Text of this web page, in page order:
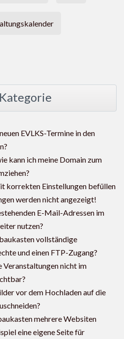
EVLKS-Termine in den
kann ich meine Domain zum
korrekten Einstellungen befüllen
werden nicht angezeigt!
E-Mail-Adressen im
nutzen?
vollständige
und einen FTP-Zugang?
Veranstaltungen nicht im
vor dem Hochladen auf die
mehrere Websiten
eine eigene Seite für